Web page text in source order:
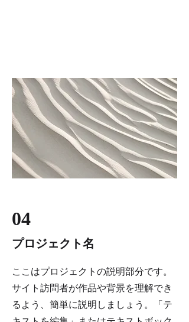
04
プロジェクト名
ここはプロジェクトの説明部分です。
サイト訪問者が作品や背景を理解でき
るよう、簡単に説明しましょう。「テ